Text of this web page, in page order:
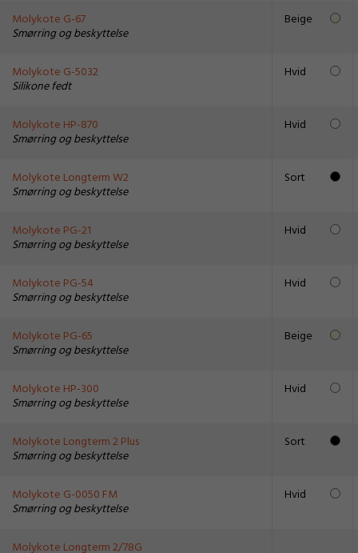
Molykote G-67
Smørring og beskyttelse
Beige
Molykote G-5032
Silikone fedt
Hvid
Molykote HP-870
Smørring og beskyttelse
Hvid
Molykote Longterm W2
Smørring og beskyttelse
Sort
Molykote PG-21
Smørring og beskyttelse
Hvid
Molykote PG-54
Smørring og beskyttelse
Hvid
Molykote PG-65
Smørring og beskyttelse
Beige
Molykote HP-300
Smørring og beskyttelse
Hvid
Molykote Longterm 2 Plus
Smørring og beskyttelse
Sort
Molykote G-0050 FM
Smørring og beskyttelse
Hvid
Molykote Longterm 2/78G